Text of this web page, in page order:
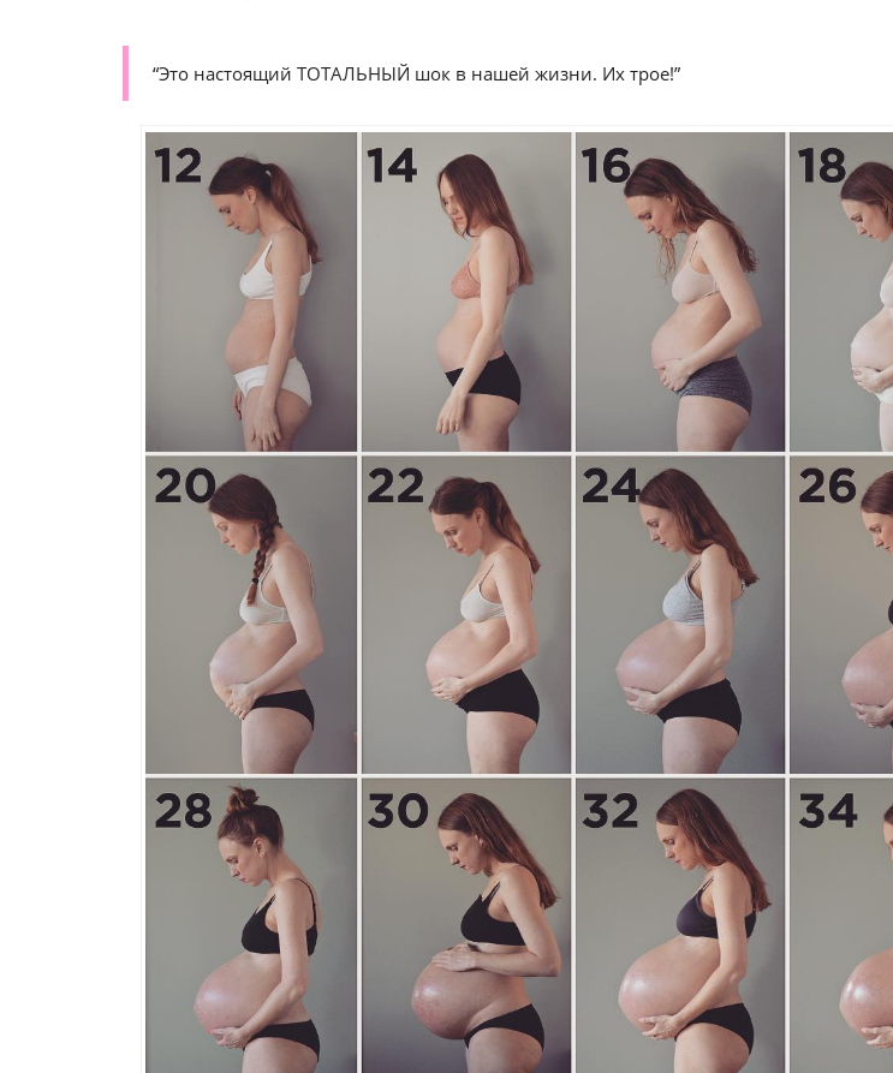
“Это настоящий ТОТАЛЬНЫЙ шок в нашей жизни. Их трое!”